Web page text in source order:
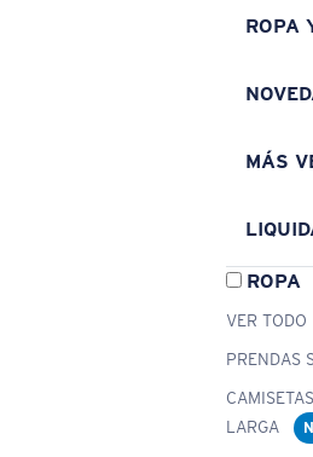
ROPA
MÁS
ROPA
VER TODO
PRENDAS
LARGA